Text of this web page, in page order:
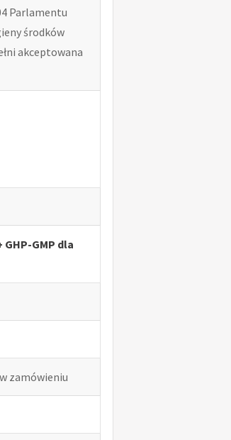
Parlamentu
środków
akceptowana
GMP dla
zamówieniu